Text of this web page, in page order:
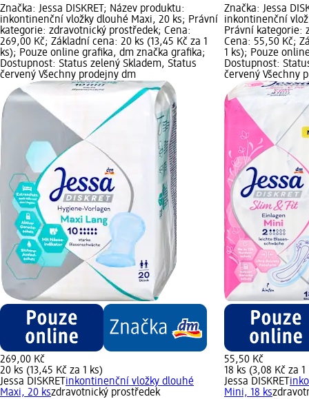
Značka: Jessa DISKRET; Název produktu:
inkontinenční vložky dlouhé Maxi, 20 ks; Právní
kategorie: zdravotnický prostředek; Cena:
269,00 Kč; Základní cena: 20 ks (13,45 Kč za 1
ks); Pouze online grafika, dm značka grafika;
Dostupnost: Status zelený Skladem, Status
červený Všechny prodejny dm
269,00 Kč
20 ks (13,45 Kč za 1 ks)
Jessa DISKRET inkontinenční vložky dlouhé
Maxi, 20 kszdravotnický prostředek
Značka: Jessa
inkontinenční
Právní kategorie:
Cena: 55,50 Kč;
1 ks); Pouze
Dostupnost:
červený Všechny
55,50 Kč
18 ks (3,08 Kč za 1
Jessa DISKRET
Mini, 18 ks